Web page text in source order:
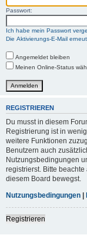
Passwort:
Ich habe mein Passwort
Die Aktivierungs-E-Mail
Angemeldet bleiben
Meinen Online-Status
REGISTRIEREN
Du musst in diesem
Registrierung ist in
weitere Funktionen
Benutzern auch
Nutzungsbedingungen
registrierst. Bitte
diesem Board bewegst.
Nutzungsbedingungen |
Registrieren